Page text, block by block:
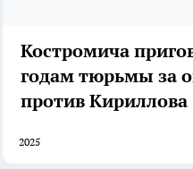
Костромича
годам тюрьмы за
против Кириллова
2025